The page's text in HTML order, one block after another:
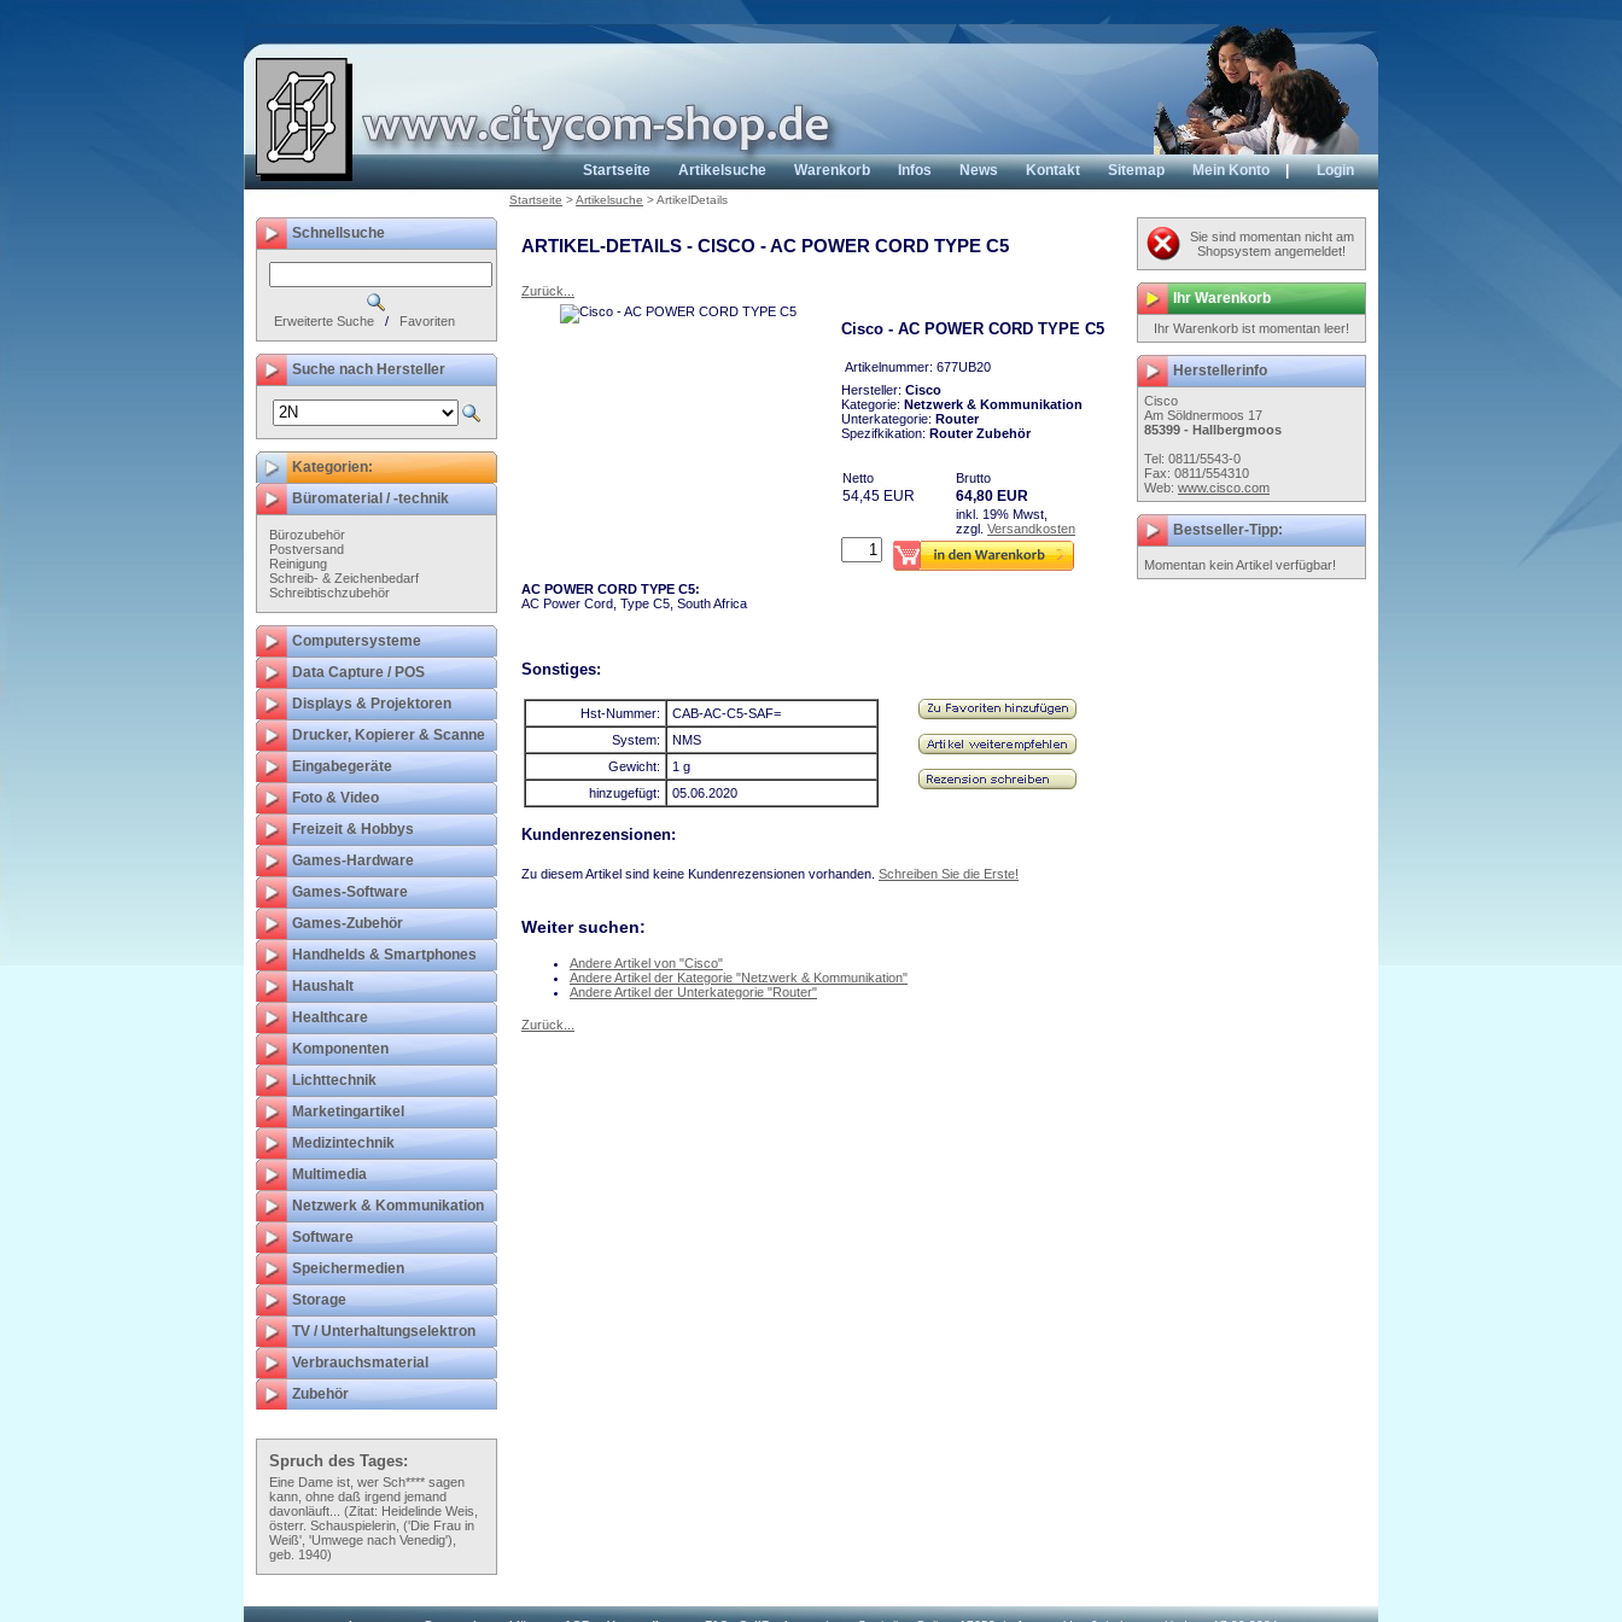
Startseite Artikelsuche Warenkorb Infos News Kontakt Sitemap Mein Konto | Login
Startseite >Artikelsuche >ArtikelDetails
ARTIKEL-DETAILS - CISCO - AC POWER CORD TYPE C5
Zurück...
Cisco - AC POWER CORD TYPE C5
Artikelnummer: 677UB20
Hersteller: Cisco
Kategorie: Netzwerk & Kommunikation
Unterkategorie: Router
Spezifkikation: Router Zubehör
Netto Brutto
54,45 EUR 64,80 EUR
inkl. 19% Mwst,
zzgl. Versandkosten
AC POWER CORD TYPE C5:
AC Power Cord, Type C5, South Africa
Sonstiges:
Hst-Nummer:
CAB-AC-C5-SAF=
System:
NMS
Gewicht:
1 g
hinzugefügt:
05.06.2020
Kundenrezensionen:
Zu diesem Artikel sind keine Kundenrezensionen vorhanden. Schreiben Sie die Erste!
Weiter suchen:
Andere Artikel von "Cisco"
Andere Artikel der Kategorie "Netzwerk & Kommunikation"
Andere Artikel der Unterkategorie "Router"
Zurück...
Sie sind momentan nicht am
Shopsystem angemeldet!
Ihr Warenkorb
Ihr Warenkorb ist momentan leer!
Herstellerinfo
Cisco
Am Söldnermoos 17
85399 - Hallbergmoos
Tel: 0811/5543-0
Fax: 0811/554310
Web: www.cisco.com
Bestseller-Tipp:
Momentan kein Artikel verfügbar!
Schnellsuche
Erweiterte Suche / Favoriten
Suche nach Hersteller
Kategorien:
Büromaterial / -technik
Bürozubehör
Postversand
Reinigung
Schreib- & Zeichenbedarf
Schreibtischzubehör
Computersysteme
Data Capture / POS
Displays & Projektoren
Drucker, Kopierer & Scanne
Eingabegeräte
Foto & Video
Freizeit & Hobbys
Games-Hardware
Games-Software
Games-Zubehör
Handhelds & Smartphones
Haushalt
Healthcare
Komponenten
Lichttechnik
Marketingartikel
Medizintechnik
Multimedia
Netzwerk & Kommunikation
Software
Speichermedien
Storage
TV / Unterhaltungselektron
Verbrauchsmaterial
Zubehör
Spruch des Tages:
Eine Dame ist, wer Sch**** sagen
kann, ohne daß irgend jemand
davonläuft... (Zitat: Heidelinde Weis,
österr. Schauspielerin, ('Die Frau in
Weiß', 'Umwege nach Venedig'),
geb. 1940)